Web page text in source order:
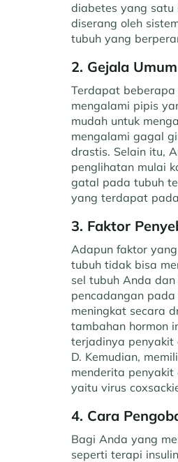
diabetes yang satu
diserang oleh
tubuh yang
2. Gejala
Terdapat
mengalami pipis
mudah untuk
mengalami gagal
drastis. Selain itu,
penglihatan mulai
gatal pada tubuh
yang terdapat
3. Faktor
Adapun faktor
tubuh tidak bisa
sel tubuh Anda
pencadangan
meningkat secara
tambahan hormon
terjadinya penyakit
D. Kemudian,
menderita
yaitu virus
4. Cara
Bagi Anda yang
seperti terapi